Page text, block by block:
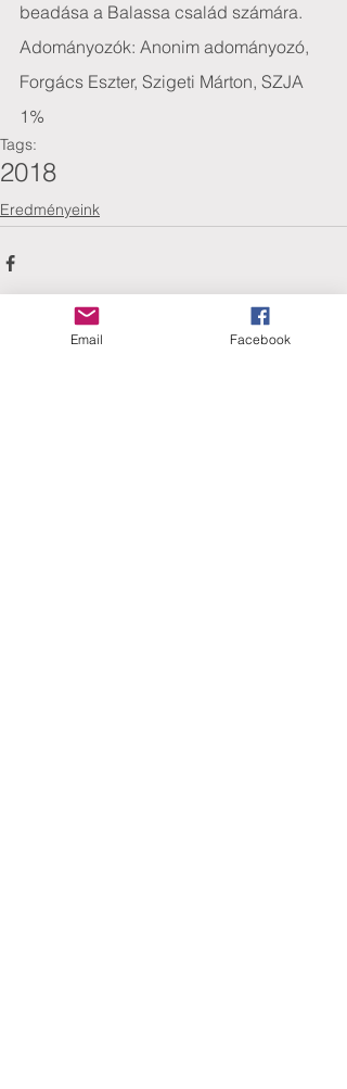
beadása a Balassa család számára.
Adományozók: Anonim adományozó,
Forgács Eszter, Szigeti Márton, SZJA
1%
Tags:
2018
Eredményeink
Email Facebook